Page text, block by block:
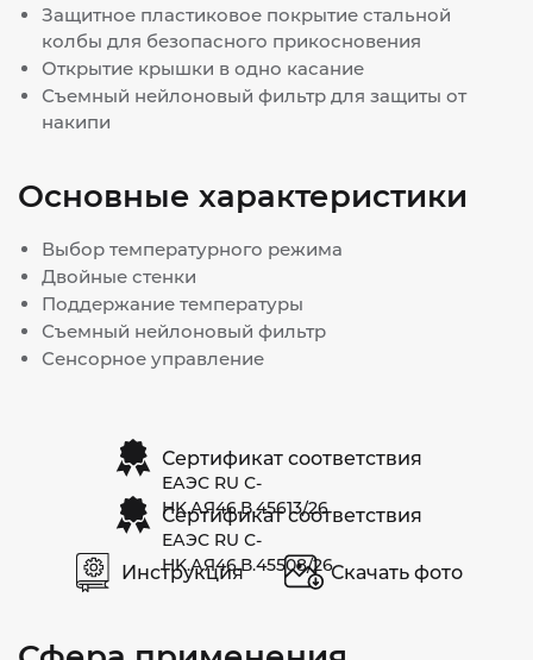
Защитное пластиковое покрытие стальной
колбы для безопасного прикосновения
Открытие крышки в одно касание
Съемный нейлоновый фильтр для защиты от
накипи
Основные характеристики
Выбор температурного режима
Двойные стенки
Поддержание температуры
Съемный нейлоновый фильтр
Сенсорное управление
Сертификат соответствия
ЕАЭС RU С-
HK.АЯ46.В.45613/26
Сертификат соответствия
ЕАЭС RU С-
HK.АЯ46.В.45508/26
Инструкция Скачать фото